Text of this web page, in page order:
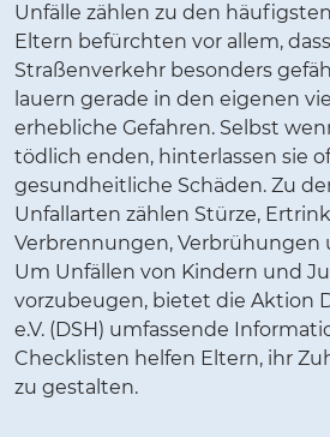
Unfälle zählen zu den
Eltern befürchten vor allem,
Straßenverkehr besonders
lauern gerade in den eigenen
erhebliche Gefahren. Selbst
tödlich enden, hinterlassen sie
gesundheitliche Schäden. Zu
Unfallarten zählen Stürze,
Verbrennungen, Verbrühungen
Um Unfällen von Kindern und
vorzubeugen, bietet die Aktion
e.V. (DSH) umfassende
Checklisten helfen Eltern, ihr
zu gestalten.